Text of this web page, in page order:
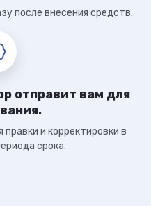
после внесения средств.
отправит вам для
и корректировки в
срока.